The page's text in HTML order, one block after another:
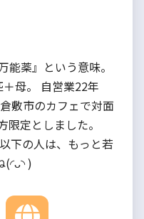
能薬』という意味。
母。 自営業22年
敷市のカフェで対面
限定としました。
下の人は、もっと若
)